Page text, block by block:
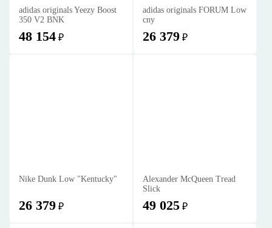
adidas originals Yeezy Boost
350 V2 BNK
48 154 ₽
adidas originals FORUM Low
cny
26 379 ₽
Nike Dunk Low "Kentucky"
26 379 ₽
Alexander McQueen Tread
Slick
49 025 ₽